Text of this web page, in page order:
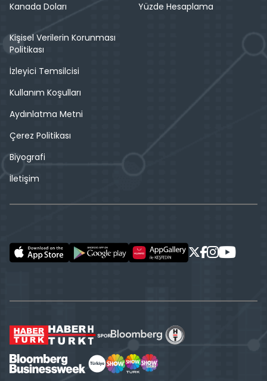
Kanada Doları
Yüzde Hesaplama
Kişisel Verilerin Korunması
Politikası
İzleyici Temsilcisi
Kullanım Koşulları
Aydınlatma Metni
Çerez Politikası
Biyografi
İletişim